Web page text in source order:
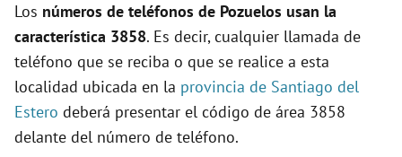
Los números de teléfonos de Pozuelos usan la
característica 3858. Es decir, cualquier llamada de
teléfono que se reciba o que se realice a esta
localidad ubicada en la provincia de Santiago del
Estero deberá presentar el código de área 3858
delante del número de teléfono.